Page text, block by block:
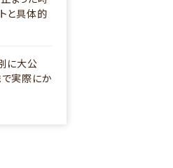
と具体的
に大公
実際にか